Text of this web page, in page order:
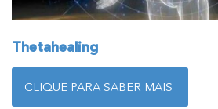
Thetahealing
CLIQUE PARA SABER MAIS